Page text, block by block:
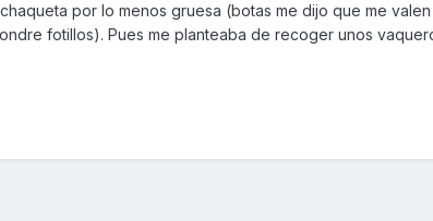
por lo menos gruesa (botas me dijo que me
fotillos). Pues me planteaba de recoger unos